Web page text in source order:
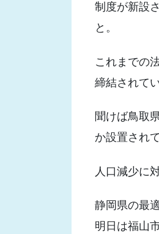
制度が新設
と。
これまでの
締結されて
聞けば鳥取
か設置され
人口減少に
静岡県の最
明日は福山